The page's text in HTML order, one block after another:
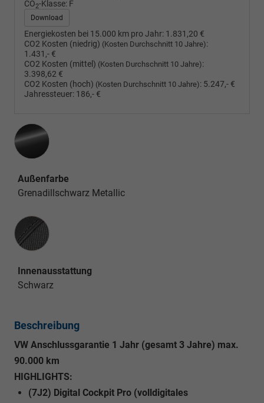
CO2-Klasse: F
Download
Energiekosten bei 15.000 km pro Jahr: 1.831,20 €
CO2 Kosten (niedrig) (Kosten Durchschnitt 10 Jahre):
1.431,- €
CO2 Kosten (mittel) (Kosten Durchschnitt 10 Jahre):
3.398,62 €
CO2 Kosten (hoch) (Kosten Durchschnitt 10 Jahre): 5.247,- €
Jahressteuer: 186,- €
Außenfarbe
Grenadillschwarz Metallic
Innenausstattung
Innenausstattung
Schwarz
Beschreibung
VW Anschlussgarantie 1 Jahr (gesamt 3 Jahre) max.
90.000 km
HIGHLIGHTS:
(7J2) Digital Cockpit Pro (volldigitales